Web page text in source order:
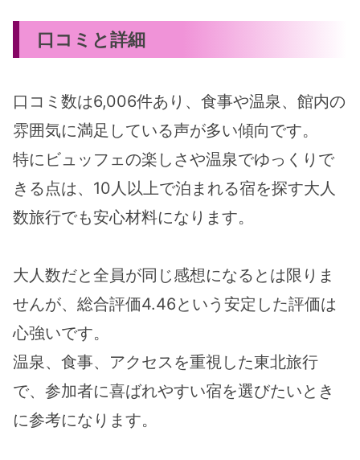
口コミと詳細
口コミ数は6,006件あり、食事や温泉、館内の
雰囲気に満足している声が多い傾向です。
特にビュッフェの楽しさや温泉でゆっくりで
きる点は、10人以上で泊まれる宿を探す大人
数旅行でも安心材料になります。
大人数だと全員が同じ感想になるとは限りま
せんが、総合評価4.46という安定した評価は
心強いです。
温泉、食事、アクセスを重視した東北旅行
で、参加者に喜ばれやすい宿を選びたいとき
に参考になります。